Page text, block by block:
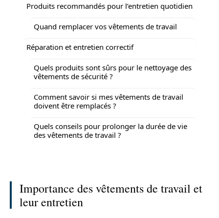
Produits recommandés pour l’entretien quotidien
Quand remplacer vos vêtements de travail
Réparation et entretien correctif
Quels produits sont sûrs pour le nettoyage des
vêtements de sécurité ?
Comment savoir si mes vêtements de travail
doivent être remplacés ?
Quels conseils pour prolonger la durée de vie
des vêtements de travail ?
Importance des vêtements de travail et
leur entretien